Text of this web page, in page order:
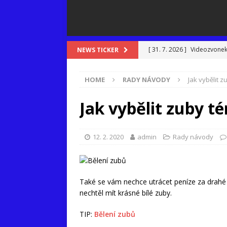
NEWS TICKER [ 31. 7. 2026 ]
[ 8. 7. 2026 ]
Goodgame
[ 7. 7. 2026 ]
Proč outfit na
Teplo v
HOME RADY NÁVODY Jak vybělit
Jak vybělit zuby
12. 2. 2020 admin Rady návody
Také se vám nechce utrácet peníze za
nechtěl mít krásné bílé zuby.
TIP: Bělení zubů